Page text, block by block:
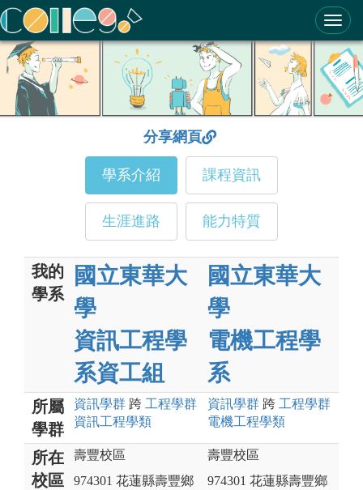
ColleGo! 大學選才與高中育才輔助系統
分享網頁
學系介紹 課程資訊
生涯進路 能力特質
我的
學系
國立東華大
學
資訊工程學
系資工組
國立東華大
學
電機工程學
系
所屬
學群
資訊學群 跨 工程學群
資訊工程學類
資訊學群 跨 工程學群
電機工程學類
所在
校區
壽豐校區
974301 花蓮縣壽豐鄉
壽豐校區
974301 花蓮縣壽豐鄉